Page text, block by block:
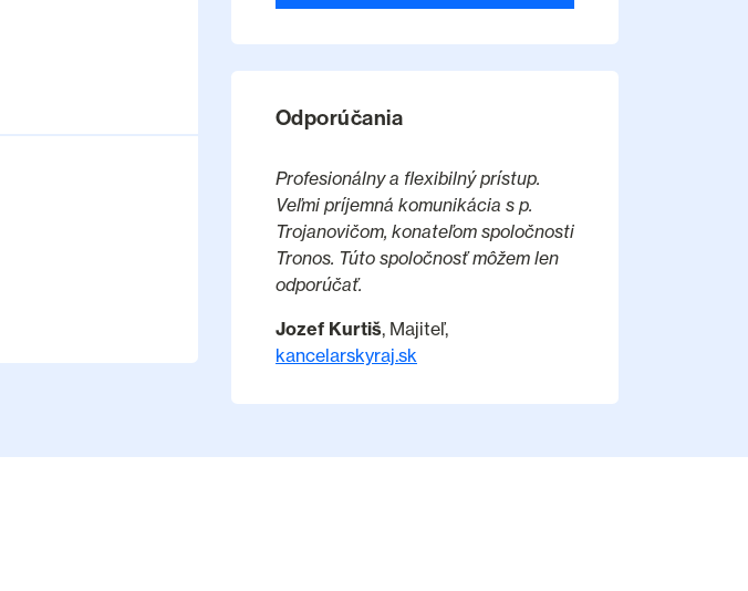
Odporúčania
Profesionálny a flexibilný prístup.
Veľmi príjemná komunikácia s p.
Trojanovičom, konateľom spoločnosti
Tronos. Túto spoločnosť môžem len
odporúčať.
Jozef Kurtiš, Majiteľ,
kancelarskyraj.sk